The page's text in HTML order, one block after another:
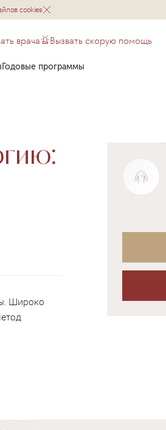
cookies
врача Вызвать скорую помощь
Годовые программы
Широко